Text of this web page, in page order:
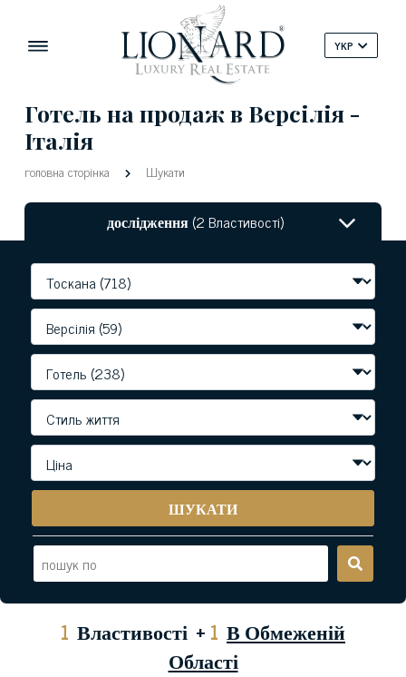
YKP
Готель на продаж в Версілія -
Італія
головна сторінка Шукати
дослідження(2 Властивості)
ШУКАТИ
1 Властивості + 1 В Обмеженій
Області